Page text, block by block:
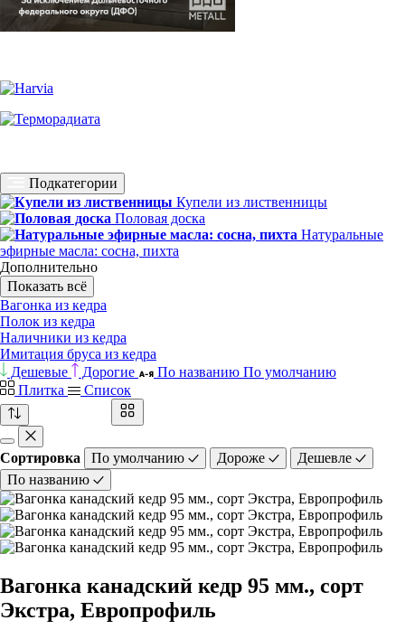
Подкатегории
Купели из лиственницы
Половая доска
Натуральные
эфирные масла: сосна, пихта
Дополнительно
Показать всё
Вагонка из кедра
Полок из кедра
Наличники из кедра
Имитация бруса из кедра
Дешевые
Дорогие По названию По умолчанию
Плитка
Список
Сортировка По умолчанию Дороже
Дешевле
По названию
Вагонка канадский кедр 95 мм., сорт
Экстра, Европрофиль